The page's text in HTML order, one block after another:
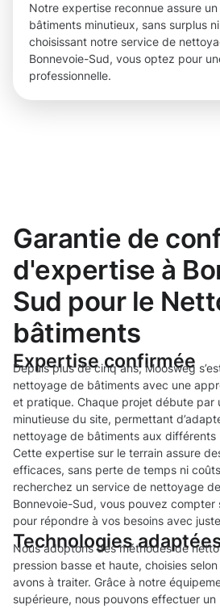
Notre expertise reconnue assure
bâtiments minutieux, sans surplus
choisissant notre service de
Bonnevoie-Sud, vous optez pour
professionnelle.
Garantie de
d'expertise à
Sud pour le
bâtiments
Expertise confirmée
Depuis plus de cinq ans, Moosweg
nettoyage de bâtiments avec une
et pratique. Chaque projet débute par
minutieuse du site, permettant
nettoyage de bâtiments aux différents
Cette expertise sur le terrain assure
efficaces, sans perte de temps ni
recherchez un service de nettoyage
Bonnevoie-Sud, vous pouvez compter
pour répondre à vos besoins avec
Technologies
Nous adoptons des méthodes de
pression basse et haute, choisies
avons à traiter. Grâce à notre
supérieure, nous pouvons effectuer